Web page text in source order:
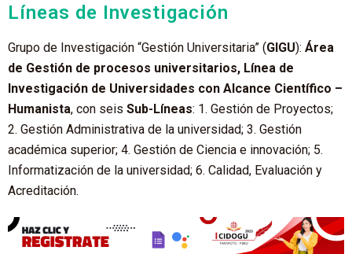
Líneas de Investigación
Grupo de Investigación “Gestión Universitaria” (GIGU): Área
de Gestión de procesos universitarios, Línea de
Investigación de Universidades con Alcance Científico –
Humanista, con seis Sub-Líneas: 1. Gestión de Proyectos;
2. Gestión Administrativa de la universidad; 3. Gestión
académica superior; 4. Gestión de Ciencia e innovación; 5.
Informatización de la universidad; 6. Calidad, Evaluación y
Acreditación.